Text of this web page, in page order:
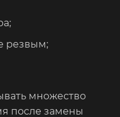
резвым;
множество
после замены